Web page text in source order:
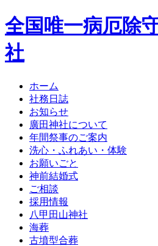
全国唯一病厄除
社
ホーム
社務日誌
お知らせ
廣田神社について
年間祭事のご案内
洗心・ふれあい・体験
お願いごと
神前結婚式
ご相談
採用情報
八甲田山神社
海葬
古墳型合葬